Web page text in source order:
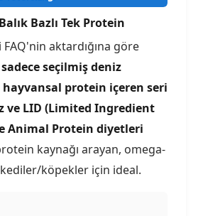
Bazlı Tek Protein
aktardığına göre
seçilmiş deniz
protein içeren seri
ve LID (Limited Ingredient
Animal Protein diyetleri
kaynağı arayan, omega-
köpekler için ideal.